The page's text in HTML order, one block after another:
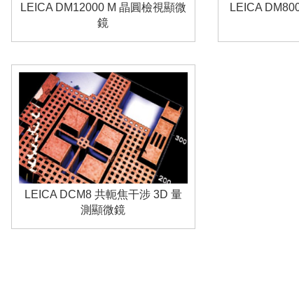
LEICA DM12000 M 晶圓檢視顯微
鏡
LEICA
LEICA DCM8 共軛焦干涉 3D 量
測顯微鏡